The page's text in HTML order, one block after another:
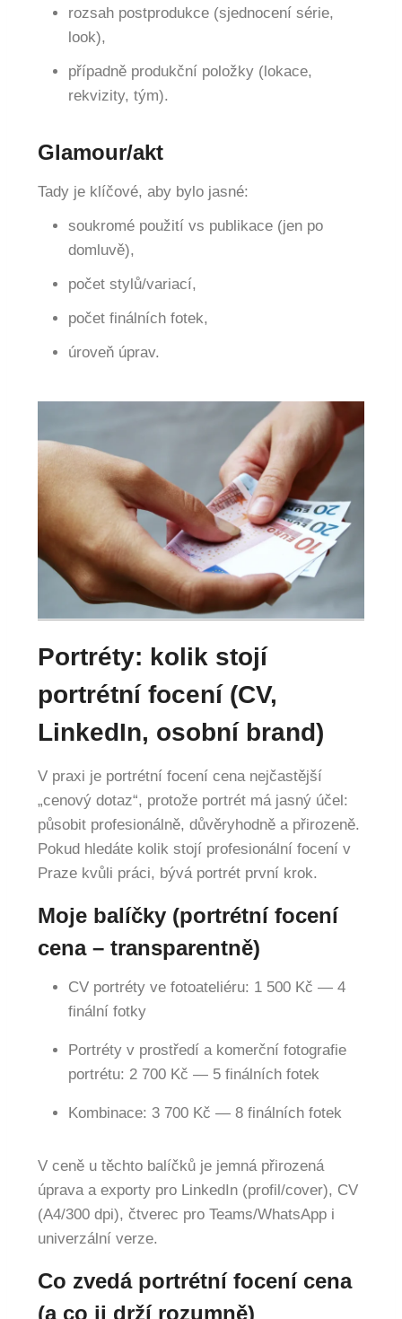
rozsah postprodukce (sjednocení série,
look),
případně produkční položky (lokace,
rekvizity, tým).
Glamour/akt
Tady je klíčové, aby bylo jasné:
soukromé použití vs publikace (jen po
domluvě),
počet stylů/variací,
počet finálních fotek,
úroveň úprav.
Portréty: kolik stojí
portrétní focení (CV,
LinkedIn, osobní brand)
V praxi je portrétní focení cena nejčastější
„cenový dotaz“, protože portrét má jasný účel:
působit profesionálně, důvěryhodně a přirozeně.
Pokud hledáte kolik stojí profesionální focení v
Praze kvůli práci, bývá portrét první krok.
Moje balíčky (portrétní focení
cena – transparentně)
CV portréty ve fotoateliéru: 1 500 Kč — 4
finální fotky
Portréty v prostředí a komerční fotografie
portrétu: 2 700 Kč — 5 finálních fotek
Kombinace: 3 700 Kč — 8 finálních fotek
V ceně u těchto balíčků je jemná přirozená
úprava a exporty pro LinkedIn (profil/cover), CV
(A4/300 dpi), čtverec pro Teams/WhatsApp i
univerzální verze.
Co zvedá portrétní focení cena
(a co ji drží rozumně)